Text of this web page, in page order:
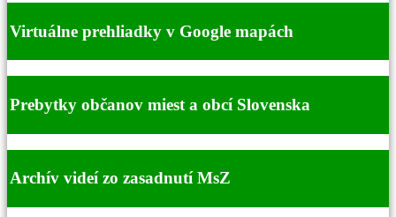
Virtuálne prehliadky v Google mapách
Prebytky občanov miest a obcí Slovenska
Archív videí zo zasadnutí MsZ